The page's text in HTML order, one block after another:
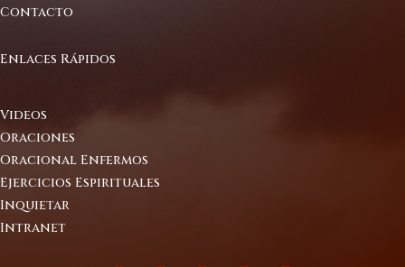
Contacto
Enlaces Rápidos
Videos
Oraciones
Oracional Enfermos
Ejercicios Espirituales
Inquietar
Intranet